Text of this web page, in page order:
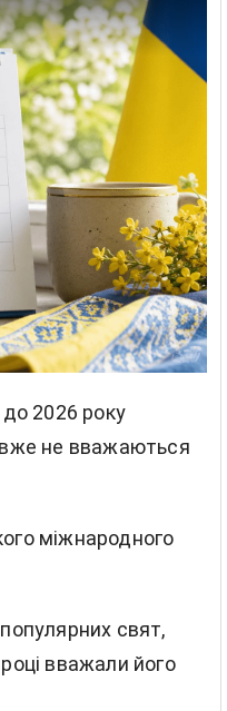
2026 року
вже не вважаються
міжнародного
свят,
році вважали його